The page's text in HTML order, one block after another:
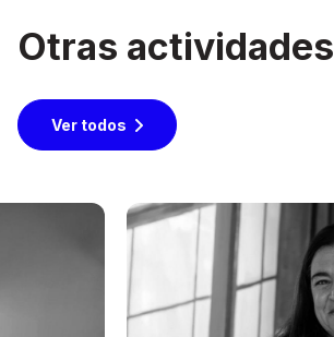
Otras actividades
Ver todos